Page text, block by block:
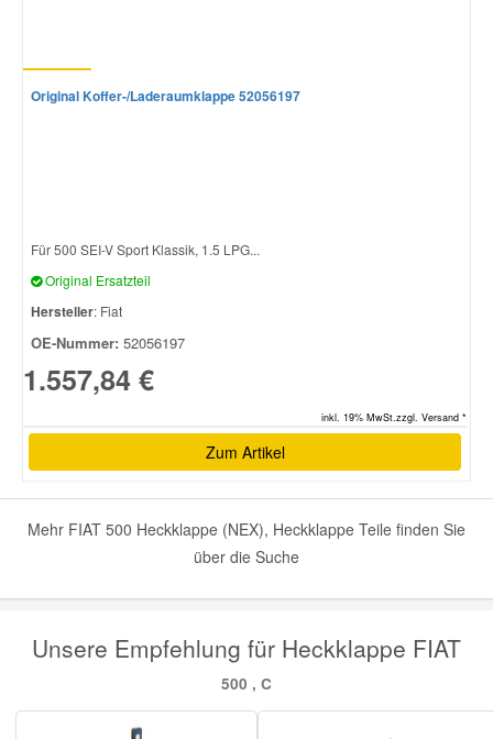
Original Koffer-/Laderaumklappe 52056197
Für 500 SEI-V Sport Klassik, 1.5 LPG...
Original Ersatzteil
Hersteller: Fiat
OE-Nummer: 52056197
1.557,84 €
inkl. 19% MwSt.zzgl. Versand *
Zum Artikel
Mehr FIAT 500 Heckklappe (NEX), Heckklappe Teile finden Sie
über die Suche
Unsere Empfehlung für Heckklappe FIAT
500 , C